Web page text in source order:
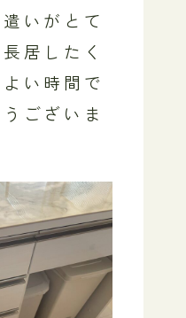
いがとて
居したく
い時間で
ございま